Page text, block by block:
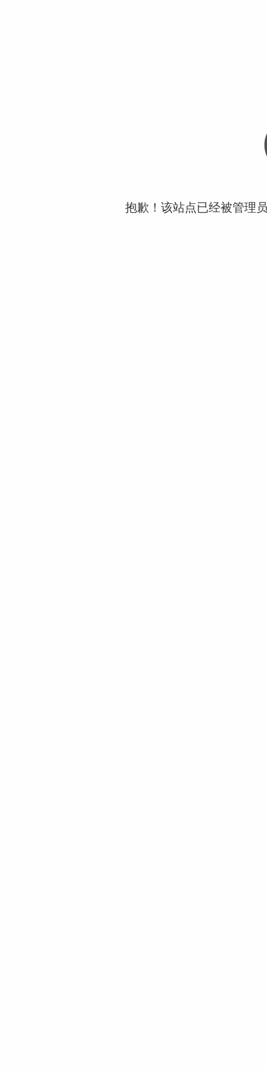
抱歉！该站点已经被管理